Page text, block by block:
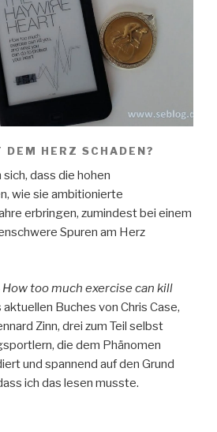
DEM HERZ SCHADEN?
dass die hohen
wie sie ambitionierte
erbringen, zumindest bei einem
Spuren am Herz
too much exercise can kill
Buches von Chris Case,
Zinn, drei zum Teil selbst
die dem Phänomen
und spannend auf den Grund
ich das lesen musste.